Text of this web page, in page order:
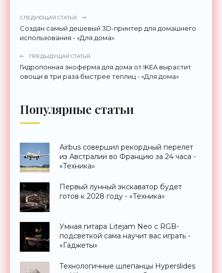
СЛЕДУЮЩАЯ СТАТЬЯ
Создан самый дешевый 3D-принтер для домашнего
использования - «Для дома»
ПРЕДЫДУЩАЯ СТАТЬЯ
Гидропонная экоферма для дома от IKEA вырастит
овощи в три раза быстрее теплиц - «Для дома»
Популярные статьи
Airbus совершил рекордный перелет
из Австралии во Францию за 24 часа -
«Техника»
Первый лунный экскаватор будет
готов к 2028 году - «Техника»
Умная гитара Litejam Neo с RGB-
подсветкой сама научит вас играть -
«Гаджеты»
Технологичные шлепанцы Hyperslides